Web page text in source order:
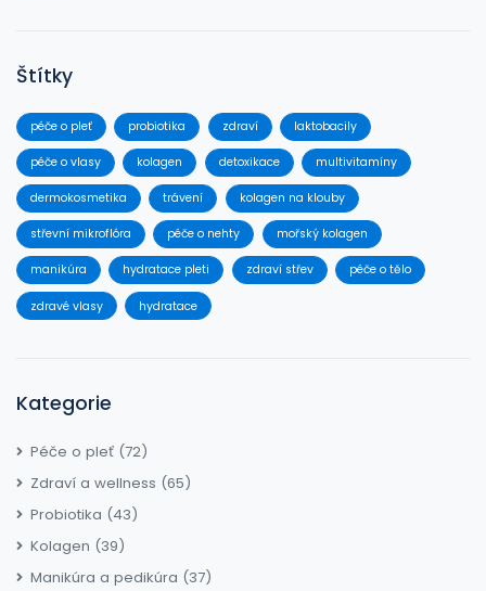
Štítky
péče o pleť probiotika zdraví laktobacily
péče o vlasy kolagen detoxikace multivitamíny
dermokosmetika trávení kolagen na klouby
střevní mikroflóra péče o nehty mořský kolagen
manikúra hydratace pleti zdraví střev péče o tělo
zdravé vlasy hydratace
Kategorie
Péče o pleť (72)
Zdraví a wellness (65)
Probiotika (43)
Kolagen (39)
Manikúra a pedikúra (37)